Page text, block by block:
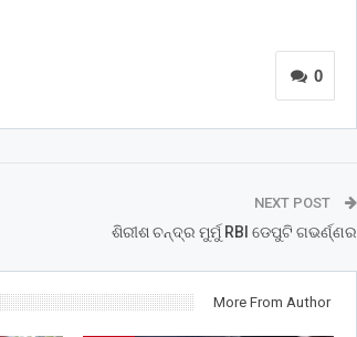
0
NEXT POST
ଶିରୀଶ ଚନ୍ଦ୍ର ମୁର୍ମୁ RBI ଡେପୁଟି ଗଭର୍ଣ୍ଣର
More From Author